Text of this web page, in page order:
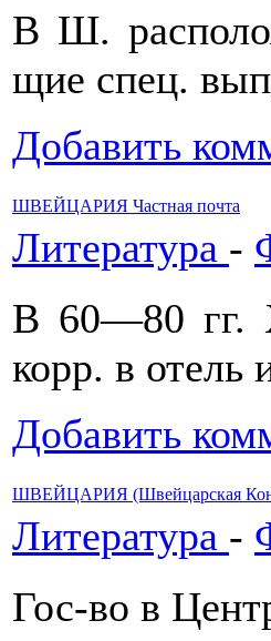
В Ш.
щие спец.
Добавить
ШВЕЙЦАРИЯ Частная почта
Литература -
В 60—80 гг.
корр. в отель
Добавить
ШВЕЙЦАРИЯ (Швейцарская
Литература -
Гос-во в